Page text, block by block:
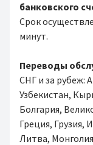
банковского
Срок
минут.
Переводы
СНГ и за рубеж:
Узбекистан,
Болгария,
Греция, Грузия,
Литва,